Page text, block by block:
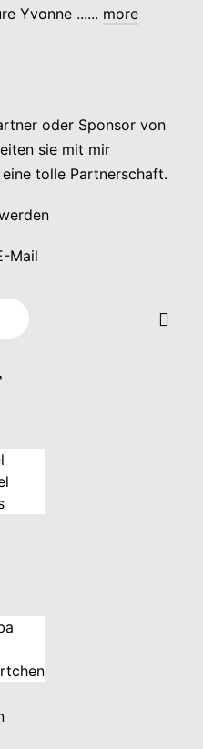
Yvonne ...... more
oder Sponsor von
sie mit mir
tolle Partnerschaft.
Mail